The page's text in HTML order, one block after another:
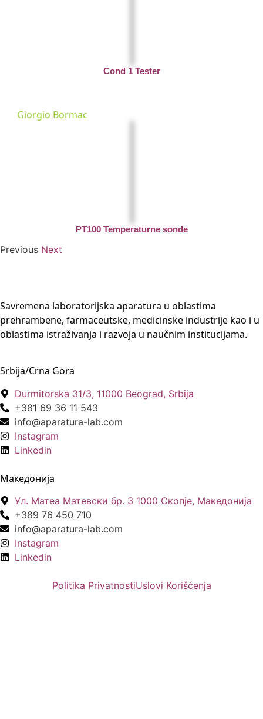
Cond 1 Tester
Giorgio Bormac
PT100 Temperaturne sonde
Previous Next
Savremena laboratorijska aparatura u oblastima
prehrambene, farmaceutske, medicinske industrije kao i u
oblastima istraživanja i razvoja u naučnim institucijama.
Srbija/Crna Gora
Durmitorska 31/3, 11000 Beograd, Srbija
+381 69 36 11 543
info@aparatura-lab.com
Instagram
Linkedin
Македонија
Ул. Матеа Матевски бр. 3 1000 Скопје, Македонија
+389 76 450 710
info@aparatura-lab.com
Instagram
Linkedin
Politika PrivatnostiUslovi Korišćenja